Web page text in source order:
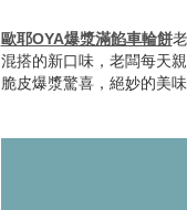
歐耶OYA爆漿滿餡車輪餅
混搭的新口味，老闆每天
脆皮爆漿驚喜，絕妙的美